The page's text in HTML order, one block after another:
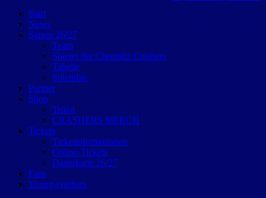
Start
News
Saison 26/27
Team
Spieler der Chemnitz Crashers
Tabelle
Spielplan
Partner
Shop
Trikot
CRASHERS MERCH
Tickets
Ticketinformationen
Online-Tickets
Dauerkarte 26/27
Fans
Young-crashers